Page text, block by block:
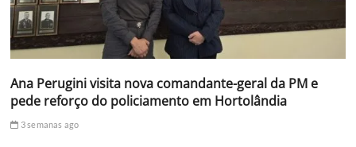
Ana Perugini visita nova comandante-geral da PM e
pede reforço do policiamento em Hortolândia
3 semanas ago